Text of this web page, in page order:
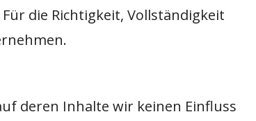
die Richtigkeit, Vollständigkeit
deren Inhalte wir keinen Einfluss